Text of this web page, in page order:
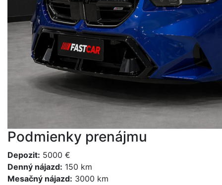
Podmienky prenájmu
Depozit: 5000 €
Denný nájazd: 150 km
Mesačný nájazd: 3000 km